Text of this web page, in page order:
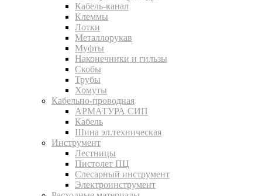
Кабель-канал
Клеммы
Лотки
Металлорукав
Муфты
Наконечники и гильзы
Скобы
Трубы
Хомуты
Кабельно-проводная
АРМАТУРА СИП
Кабель
Шина эл.техническая
Инструмент
Лестницы
Пистолет ПЦ
Слесарный инструмент
Электроинструмент